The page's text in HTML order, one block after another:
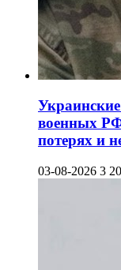
военных
потерях и
03-08-2026 3